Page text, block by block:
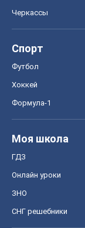
Черкассы
Спорт
Футбол
Хоккей
Формула-1
Моя школа
ГДЗ
Онлайн уроки
ЗНО
СНГ решебники